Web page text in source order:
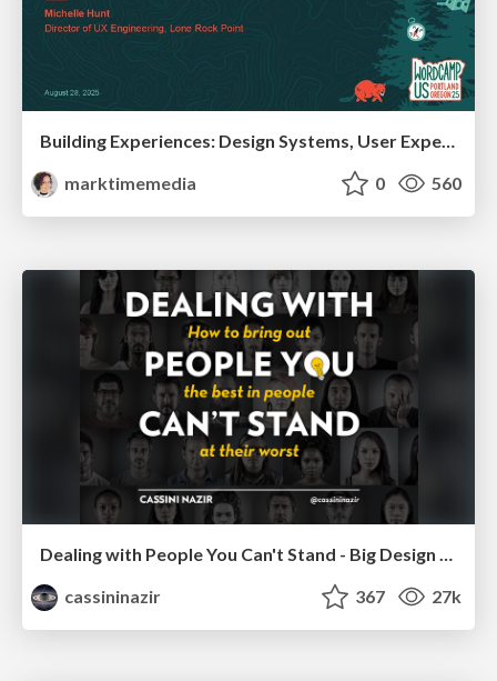
Building Experiences: Design Systems, User Experience, and Full Site Editing
marktimemedia
0 560
Dealing with People You Can't Stand - Big Design 2015
cassininazir
367 27k